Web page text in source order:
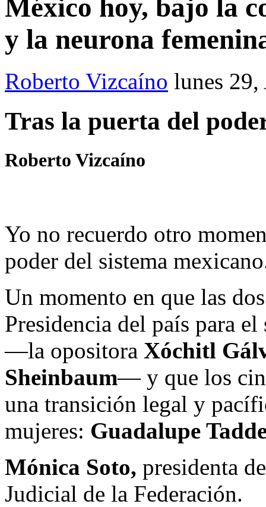
México hoy, bajo la
y la neurona
Roberto Vizcaíno lunes
Tras la puerta del
Roberto Vizcaíno
Yo no recuerdo otro
poder del sistema
Un momento en que las
Presidencia del país para
—la opositora Xóchitl
Sheinbaum— y que los
una transición legal y
mujeres: Guadalupe
Mónica Soto, presidenta
Judicial de la Federación.